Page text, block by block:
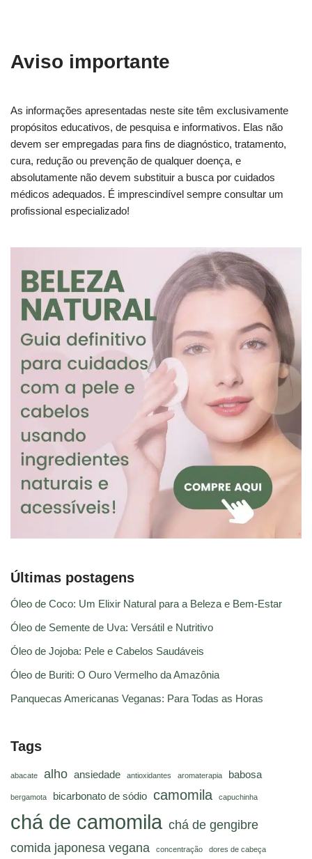
Aviso importante
As informações apresentadas neste site têm exclusivamente
propósitos educativos, de pesquisa e informativos. Elas não
devem ser empregadas para fins de diagnóstico, tratamento,
cura, redução ou prevenção de qualquer doença, e
absolutamente não devem substituir a busca por cuidados
médicos adequados. É imprescindível sempre consultar um
profissional especializado!
Últimas postagens
Óleo de Coco: Um Elixir Natural para a Beleza e Bem-Estar
Óleo de Semente de Uva: Versátil e Nutritivo
Óleo de Jojoba: Pele e Cabelos Saudáveis
Óleo de Buriti: O Ouro Vermelho da Amazônia
Panquecas Americanas Veganas: Para Todas as Horas
Tags
abacate alho ansiedade antioxidantes aromaterapia babosa
bergamota bicarbonato de sódio camomila capuchinha
chá de camomila chá de gengibre
comida japonesa vegana
concentração dores de cabeça